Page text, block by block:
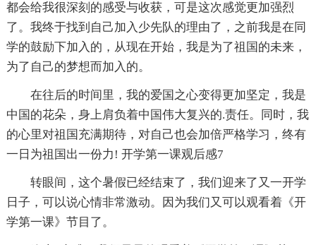
都会给我很深刻的感受与收获，可是这次感觉更加强烈
了。我终于找到自己加入少先队的理由了，之前我是在同
学的鼓励下加入的，从现在开始，我是为了祖国的未来，
为了自己的梦想而加入的。
在往后的时间里，我的爱国之心变得更加坚定，我是
中国的花朵，身上肩负着中国伟大复兴的.责任。同时，我
的心里对祖国充满期待，对自己也会加倍严格学习，终有
一日为祖国出一份力! 开学第一课观后感7
转眼间，这个暑假已经结束了，我们迎来了又一开学
日子，可以说心情非常激动。因为我们又可以观看着《开
学第一课》节目了。